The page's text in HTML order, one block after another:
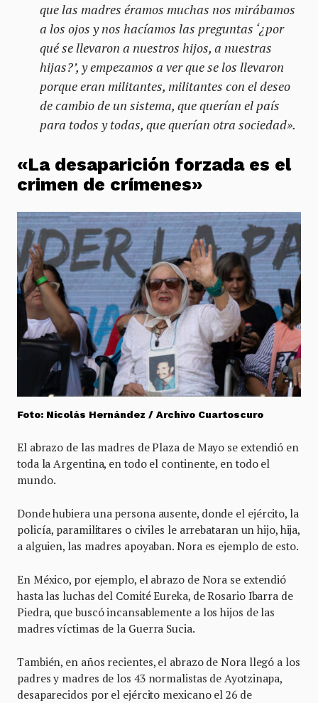
que las madres éramos muchas nos mirábamos
a los ojos y nos hacíamos las preguntas ‘¿por
qué se llevaron a nuestros hijos, a nuestras
hijas?’, y empezamos a ver que se los llevaron
porque eran militantes, militantes con el deseo
de cambio de un sistema, que querían el país
para todos y todas, que querían otra sociedad».
«La desaparición forzada es el
crimen de crímenes»
Foto: Nicolás Hernández / Archivo Cuartoscuro
El abrazo de las madres de Plaza de Mayo se extendió en
toda la Argentina, en todo el continente, en todo el
mundo.
Donde hubiera una persona ausente, donde el ejército, la
policía, paramilitares o civiles le arrebataran un hijo, hija,
a alguien, las madres apoyaban. Nora es ejemplo de esto.
En México, por ejemplo, el abrazo de Nora se extendió
hasta las luchas del Comité Eureka, de Rosario Ibarra de
Piedra, que buscó incansablemente a los hijos de las
madres víctimas de la Guerra Sucia.
También, en años recientes, el abrazo de Nora llegó a los
padres y madres de los 43 normalistas de Ayotzinapa,
desaparecidos por el ejército mexicano el 26 de